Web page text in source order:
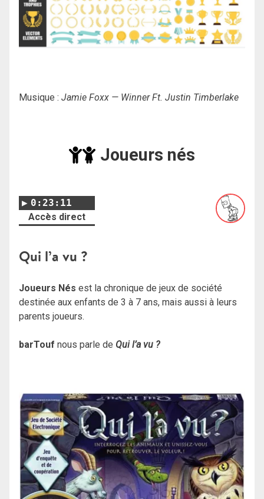
Musique : Jamie Foxx — Winner Ft. Justin Timberlake
Joueurs nés
0:23:11
Accès direct
Qui l’a vu ?
Joueurs Nés est la chronique de jeux de société
destinée aux enfants de 3 à 7 ans, mais aussi à leurs
parents joueurs.
barTouf nous parle de Qui l’a vu ?